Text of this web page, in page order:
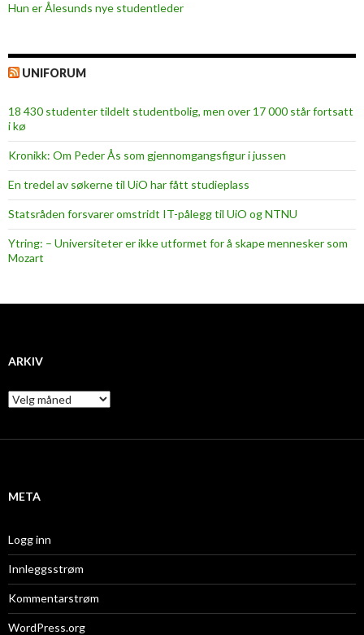
Hun er Ålesunds nye studentleder
UNIFORUM
18 430 studenter tildelt studentbolig, men over 17 000 står fortsatt
i kø
Kronikk: Om Peder Ås som gjennomgangsfigur i jussen
En tredel av søkerne til UiO har fått studieplass
Statsråden forsvarer omstridt IT-pålegg til UiO og NTNU
Ytring: – Universiteter er ikke utformet for å skape mennesker som
Mozart
ARKIV
A
r
i
META
Logg inn
Innleggsstrøm
Kommentarstrøm
WordPress.org